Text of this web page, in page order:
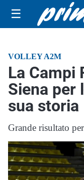
☰
VOLLEY A2M
La Campi
Siena per
sua storia
Grande risultato